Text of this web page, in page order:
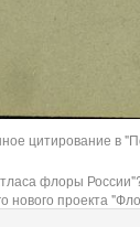
цитирование в
флоры
нового проекта